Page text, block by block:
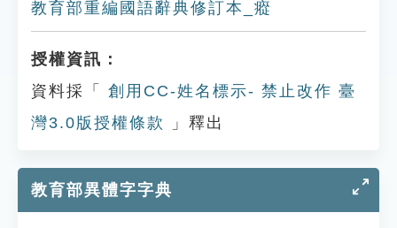
教育部重編國語辭典修訂本_瘲
授權資訊：
資料採「
創用CC-姓名標示- 禁止改作 臺
灣3.0版授權條款
」釋出
教育部異體字字典